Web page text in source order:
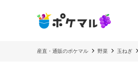
産直・通販のポケマル 野菜 玉ねぎ